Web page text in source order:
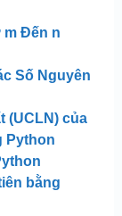
m Đến n
Số Nguyên
(UCLN) của
Python
bằng